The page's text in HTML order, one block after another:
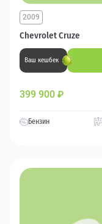
Chevrolet Cruze
2009
Ваш кешбек
399 900 ₽
Бензин